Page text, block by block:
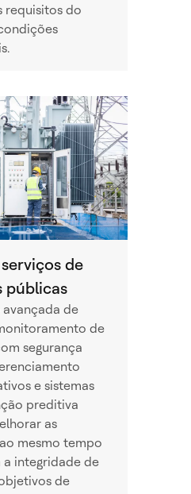
requisitos do
de
públicas
de
de
segurança
e sistemas
preditiva
as
mesmo tempo
integridade de
de